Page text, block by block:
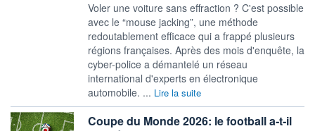
Voler une voiture sans effraction ? C'est possible
avec le “mouse jacking”, une méthode
redoutablement efficace qui a frappé plusieurs
régions françaises. Après des mois d'enquête, la
cyber-police a démantelé un réseau
international d'experts en électronique
automobile. ... Lire la suite
Coupe du Monde 2026: le football a‑t‑il